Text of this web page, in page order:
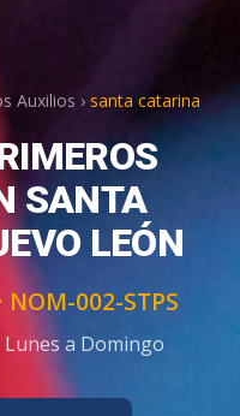
Auxilios › santa catarina
SANTA
LEÓN
NOM-002-STPS
Lunes a Domingo